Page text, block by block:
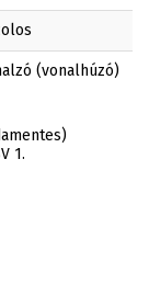
(vonalhúzó)
1.